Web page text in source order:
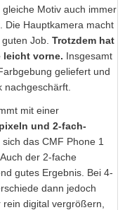
Motiv auch immer
Die Hauptkamera macht
Job. Trotzdem hat
leicht vorne. Insgesamt
geliefert und
mit einer
und 2-fach-
sich das CMF Phone 1
der 2-fache
gutes Ergebnis. Bei 4-
dann jedoch
digital vergrößern,